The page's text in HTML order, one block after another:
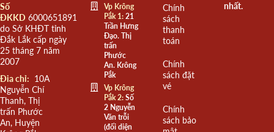
Số
ĐKKD 6000651891
do Sở KHĐT tỉnh
Đắk Lắk cấp ngày
25 tháng 7 năm
2007
Đia chỉ: 10A
Nguyễn Chí
Thanh, Thị
trấn Phước
An, Huyện
Vp Krông
Pắk 1:21
Trần Hưng
Đạo. Thị
trấn
Phước
An. Krông
Pắk
Vp Krông
Pắk 2:Số
2 Nguyễn
Văn trỗi
(đối diện
Chính
sách
thanh
toán
Chính
sách đặt
vé
Chính
sách bảo
nhất.